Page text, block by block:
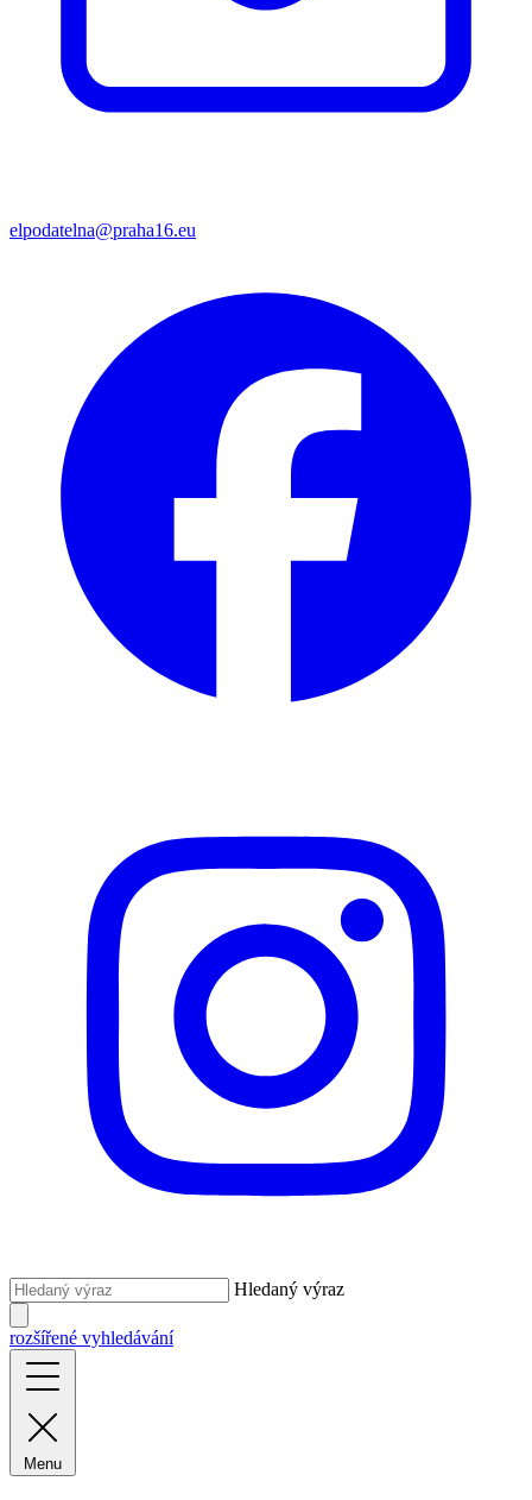
elpodatelna@praha16.eu
Hledaný výraz
rozšířené vyhledávání
Menu